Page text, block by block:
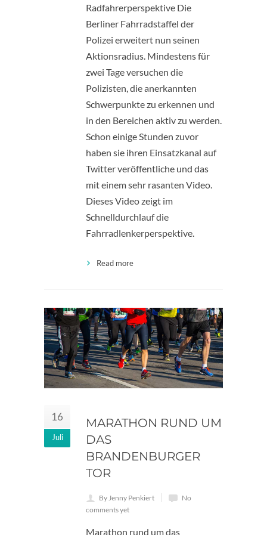
Radfahrerperspektive Die
Berliner Fahrradstaffel der
Polizei erweitert nun seinen
Aktionsradius. Mindestens für
zwei Tage versuchen die
Polizisten, die anerkannten
Schwerpunkte zu erkennen und
in den Bereichen aktiv zu werden.
Schon einige Stunden zuvor
haben sie ihren Einsatzkanal auf
Twitter veröffentliche und das
mit einem sehr rasanten Video.
Dieses Video zeigt im
Schnelldurchlauf die
Fahrradlenkerperspektive.
Read more
16
Juli
MARATHON RUND UM
DAS
BRANDENBURGER
TOR
By Jenny Penkiert
No
comments yet
Marathon rund um das